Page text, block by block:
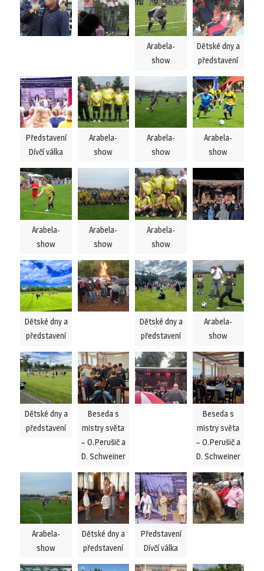
Arabela-
show
Dětské dny a
představení
Představení
Dívčí válka
Arabela-
show
Arabela-
show
Arabela-
show
Arabela-
show
Arabela-
show
Arabela-
show
Dětské dny a
představení
Dětské dny a
představení
Arabela-
show
Dětské dny a
představení
Beseda s
mistry světa
– O.Perušič a
D. Schweiner
Beseda s
mistry světa
– O.Perušič a
D. Schweiner
Arabela-
show
Dětské dny a
představení
Představení
Dívčí válka